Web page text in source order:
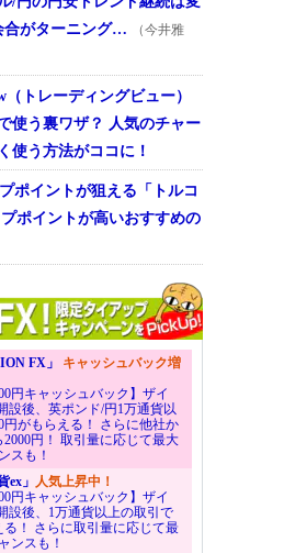
合がターニング…
（今井雅
（トレーディングビュー）
使う裏ワザ？ 人気のチャー
使う方法がココに！
ポイントが狙える「トルコ
ポイントが高いおすすめの
FX」 キャッシュバック増
円キャッシュバック】ザイ
設後、英ポンド/円1万通貨以
円がもらえる！ さらに他社か
2000円！ 取引量に応じて最大
スも！
ex」 人気上昇中！
円キャッシュバック】ザイ
設後、1万通貨以上の取引で
る！ さらに取引量に応じて最
ンスも！